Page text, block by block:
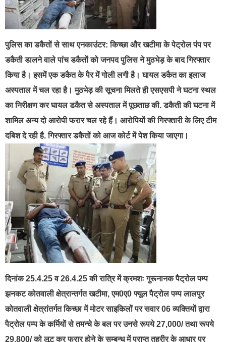
पुलिस का डकैतों से साथ एनकाउंटर: किच्छा और खटीमा के पेट्रोल पंप पर
डकैती डालने वाले पांच डकैतों को जनपद पुलिस ने मुठभेड़ के बाद गिरफ्तार
किया है। इसमें एक डकैत के पैर में गोली लगी है। घायल डकैत का इलाज
अस्पताल में चल रहा है। मुठभेड़ की सूचना मिलते ही एसएसपी ने घटना स्थल
का निरीक्षण कर घायल डकैत से अस्पताल में पूछताछ की. डकैती की घटना में
शामिल अन्य दो आरोपी फरार चल रहे हैं। आरोपियों की गिरफ्तारी के लिए टीम
दबिश दे रही है. गिरफ्तार डकैतों को आज कोर्ट में पेश किया जाएगा।
दिनांक 25.4.25 व 26.4.25 की रात्रि में क्रमशः गुरूनानक पैट्रोल पम्प
झनकट कोतवाली क्षेत्रान्तर्गत खटीमा, एम0ए0 फ्यूल पैट्रोल पम्प लालपुर
कोतवाली क्षेत्रांतर्गत किच्छा में मोटर साइकिलों पर सवार 06 व्यक्तियों द्वारा
पैट्रोल पम्प के कर्मियों से तमन्चे के बल पर उनसे रूपये 27,000/ तथा रूपये
29,800/ को लूट कर फरार होने के सम्बन्ध में प्राप्त तहरीर के आधार पर